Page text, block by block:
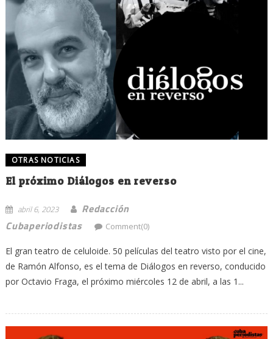
OTRAS NOTICIAS
El próximo Diálogos en reverso
abril 6, 2023
Redacción
Cubaperiodistas
Comment(0)
El gran teatro de celuloide. 50 películas del teatro visto por el cine,
de Ramón Alfonso, es el tema de Diálogos en reverso, conducido
por Octavio Fraga, el próximo miércoles 12 de abril, a las 1...